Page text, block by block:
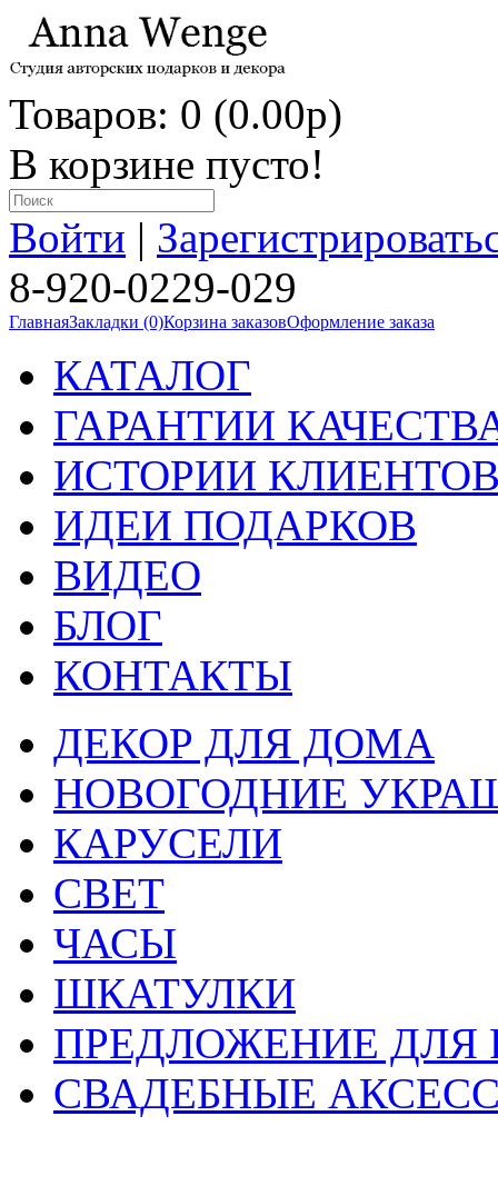
Товаров: 0 (0.00p)
В корзине пусто!
Войти |
8-920-0229-029
ГлавнаяЗакладки (0)Корзина заказовОформление заказа
КАТАЛОГ
ГАРАНТИИ
ИСТОРИИ
ИДЕИ ПОДАРКОВ
ВИДЕО
БЛОГ
КОНТАКТЫ
ДЕКОР ДЛЯ ДОМА
НОВОГОДНИЕ
КАРУСЕЛИ
СВЕТ
ЧАСЫ
ШКАТУЛКИ
ПРЕДЛОЖЕНИЕ ДЛЯ
СВАДЕБНЫЕ